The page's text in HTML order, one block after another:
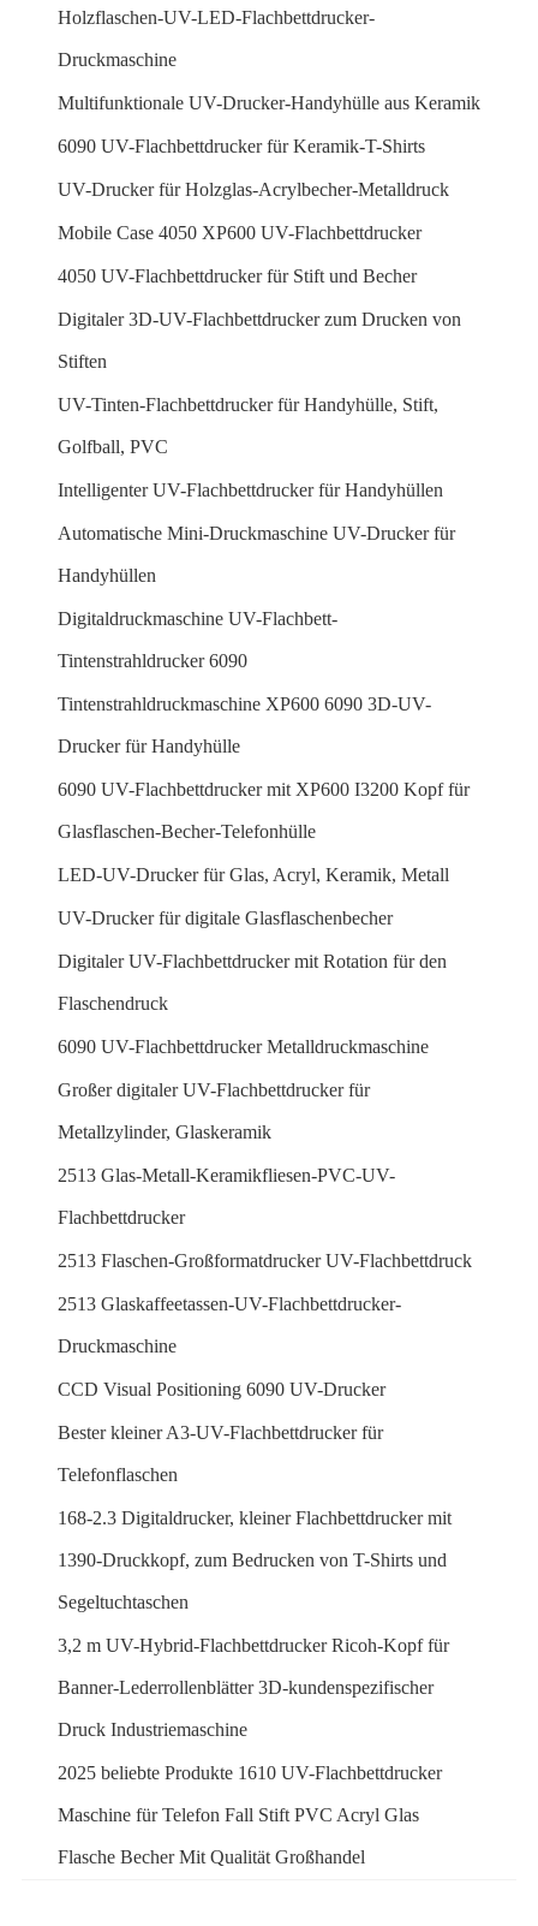
Holzflaschen-UV-LED-Flachbettdrucker-
Druckmaschine
Multifunktionale UV-Drucker-Handyhülle aus Keramik
6090 UV-Flachbettdrucker für Keramik-T-Shirts
UV-Drucker für Holzglas-Acrylbecher-Metalldruck
Mobile Case 4050 XP600 UV-Flachbettdrucker
4050 UV-Flachbettdrucker für Stift und Becher
Digitaler 3D-UV-Flachbettdrucker zum Drucken von
Stiften
UV-Tinten-Flachbettdrucker für Handyhülle, Stift,
Golfball, PVC
Intelligenter UV-Flachbettdrucker für Handyhüllen
Automatische Mini-Druckmaschine UV-Drucker für
Handyhüllen
Digitaldruckmaschine UV-Flachbett-
Tintenstrahldrucker 6090
Tintenstrahldruckmaschine XP600 6090 3D-UV-
Drucker für Handyhülle
6090 UV-Flachbettdrucker mit XP600 I3200 Kopf für
Glasflaschen-Becher-Telefonhülle
LED-UV-Drucker für Glas, Acryl, Keramik, Metall
UV-Drucker für digitale Glasflaschenbecher
Digitaler UV-Flachbettdrucker mit Rotation für den
Flaschendruck
6090 UV-Flachbettdrucker Metalldruckmaschine
Großer digitaler UV-Flachbettdrucker für
Metallzylinder, Glaskeramik
2513 Glas-Metall-Keramikfliesen-PVC-UV-
Flachbettdrucker
2513 Flaschen-Großformatdrucker UV-Flachbettdruck
2513 Glaskaffeetassen-UV-Flachbettdrucker-
Druckmaschine
CCD Visual Positioning 6090 UV-Drucker
Bester kleiner A3-UV-Flachbettdrucker für
Telefonflaschen
168-2.3 Digitaldrucker, kleiner Flachbettdrucker mit
1390-Druckkopf, zum Bedrucken von T-Shirts und
Segeltuchtaschen
3,2 m UV-Hybrid-Flachbettdrucker Ricoh-Kopf für
Banner-Lederrollenblätter 3D-kundenspezifischer
Druck Industriemaschine
2025 beliebte Produkte 1610 UV-Flachbettdrucker
Maschine für Telefon Fall Stift PVC Acryl Glas
Flasche Becher Mit Qualität Großhandel